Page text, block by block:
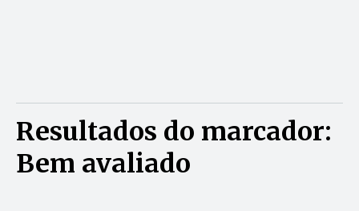
Resultados do marcador:
Bem avaliado